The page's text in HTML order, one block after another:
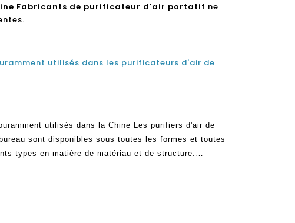
Fabricants de purificateur d'air portatif ne
Pré-filtres lavables couramment utilisés dans les purificateurs d'air de bureau personnalisés de Chine
utilisés dans la Chine Les purifiers d'air de
sont disponibles sous toutes les formes et toutes
types en matière de matériau et de structure.
choisissent. Dif